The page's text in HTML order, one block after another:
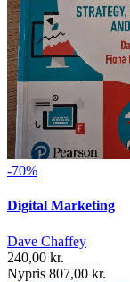
-70%
Digital Marketing
Dave Chaffey
240,00 kr.
Nypris 807,00 kr.